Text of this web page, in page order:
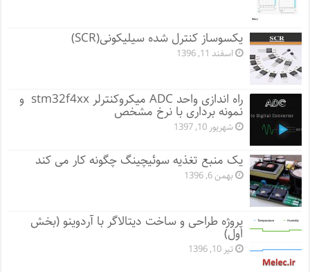
یکسوساز کنترل شده سیلیکونی(SCR)
اسفند 11, 1396
راه اندازی واحد ADC میکروکنترلر stm32f4xx و
نمونه برداری با نرخ مشخص
شهریور 10, 1397
یک منبع تغذیه سوئیچینگ چگونه کار می کند
بهمن 6, 1396
پروژه طراحی و ساخت دیتالاگر با آردوینو (بخش
اول)
تیر 10, 1396